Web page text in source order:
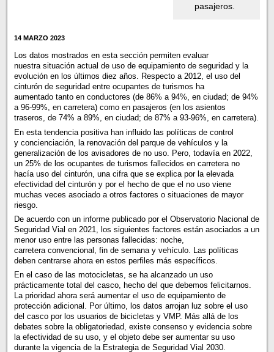
pasajeros.
14 MARZO 2023
Los datos mostrados en esta sección permiten evaluar
nuestra situación actual de uso de equipamiento de seguridad y la
evolución en los últimos diez años. Respecto a 2012, el uso del
cinturón de seguridad entre ocupantes de turismos ha
aumentado tanto en conductores (de 86% a 94%, en ciudad; de 94%
a 96-99%, en carretera) como en pasajeros (en los asientos
traseros, de 74% a 89%, en ciudad; de 87% a 93-96%, en carretera).
En esta tendencia positiva han influido las políticas de control
y concienciación, la renovación del parque de vehículos y la
generalización de los avisadores de no uso. Pero, todavía en 2022,
un 25% de los ocupantes de turismos fallecidos en carretera no
hacía uso del cinturón, una cifra que se explica por la elevada
efectividad del cinturón y por el hecho de que el no uso viene
muchas veces asociado a otros factores o situaciones de mayor
riesgo.
De acuerdo con un informe publicado por el Observatorio Nacional de
Seguridad Vial en 2021, los siguientes factores están asociados a un
menor uso entre las personas fallecidas: noche,
carretera convencional, fin de semana y vehículo. Las políticas
deben centrarse ahora en estos perfiles más específicos.
En el caso de las motocicletas, se ha alcanzado un uso
prácticamente total del casco, hecho del que debemos felicitarnos.
La prioridad ahora será aumentar el uso de equipamiento de
protección adicional. Por último, los datos arrojan luz sobre el uso
del casco por los usuarios de bicicletas y VMP. Más allá de los
debates sobre la obligatoriedad, existe consenso y evidencia sobre
la efectividad de su uso, y el objeto debe ser aumentar su uso
durante la vigencia de la Estrategia de Seguridad Vial 2030.